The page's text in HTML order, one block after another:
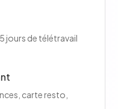
jours de télétravail
carte resto,